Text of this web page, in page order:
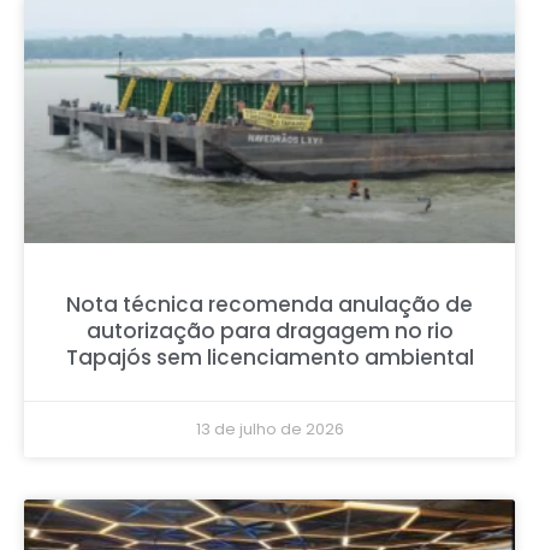
Nota técnica recomenda anulação de
autorização para dragagem no rio
Tapajós sem licenciamento ambiental
13 de julho de 2026